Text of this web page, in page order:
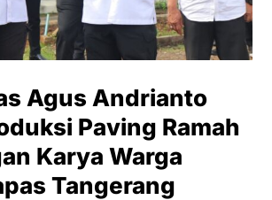
Agus Andrianto
Paving Ramah
Karya Warga
Tangerang